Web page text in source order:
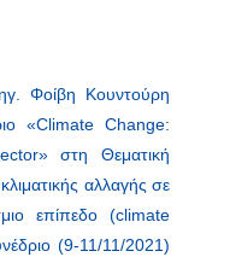
Φοίβη Κουντούρη
«Climate Change:
στη Θεματική
αλλαγής σε
επίπεδο (climate
(9-11/11/2021)